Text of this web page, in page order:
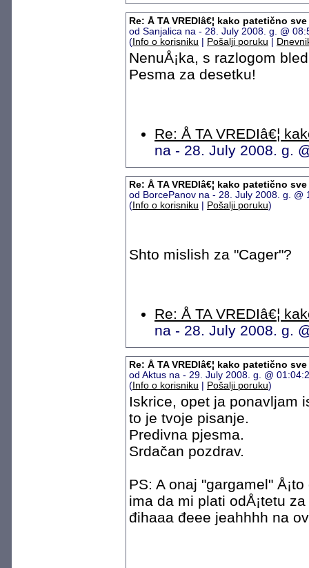
Re: Å TA VREDIâ€¦ kako patetično
od Sanjalica na - 28. July 2008. g. @
( Info o korisniku Pošalji poruku
NenuÅ¡ka, s razlogom
Pesma za desetku!
Re: Å TA VREDIâ€¦
na - 28. July 2008. g.
Re: Å TA VREDIâ€¦ kako patetično
od BorcePanov na - 28. July 2008. g. @
( Info o korisniku Pošalji poruku)
Shto mislish za "Cager"?
Re: Å TA VREDIâ€¦
na - 28. July 2008. g.
Re: Å TA VREDIâ€¦ kako patetično
od Aktus na - 29. July 2008. g. @
( Info o korisniku Pošalji poruku)
Iskrice, opet ja ponavljam
to je tvoje pisanje.
Predivna pjesma.
Srdačan pozdrav.
PS: A onaj "gargamel"
ima da mi plati odÅ¡tetu
đihaaa đeee jeahhhh na